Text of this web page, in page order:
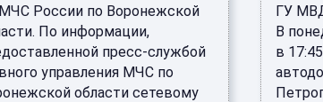
России по Воронежской
По информации,
пресс-службой
управления МЧС по
области сетевому
ГУ
В
в